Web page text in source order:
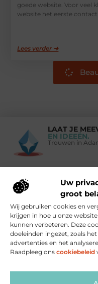
Uw
groot
Wij gebruiken cookies en
krijgen in hoe u onze
kunnen verbeteren. Deze
doeleinden ingezet, zoals
advertenties en het
Raadpleeg ons cookiebeleid
goede website. Voor veel
website het eerste
Lees verder ➜
LAAT JE
EN IDEEËN.
Trouwen in
Vind Ons Hier :
Beroemdheden Uit de
Contact Blog publiceren
Linkbuilding geld